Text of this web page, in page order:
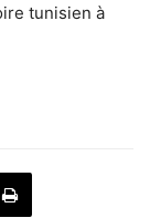
tunisien à